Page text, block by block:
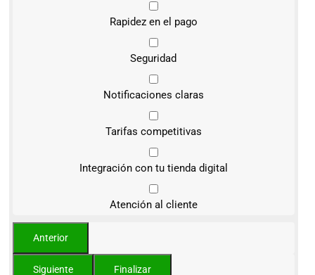
Rapidez en el pago
Seguridad
Notificaciones claras
Tarifas competitivas
Integración con tu tienda digital
Atención al cliente